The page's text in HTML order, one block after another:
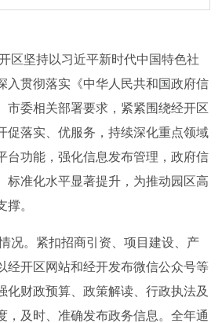
区坚持以习近平新时代中国特色社
入贯彻落实 《中华人民共和国政府信
市委相关部署要求，紧紧围绕经开区
促落实、优服务，持续深化重点领域
台功能，强化信息发布管理，政府信
标准化水平显著提升，为推动园区高
撑。
况。 紧扣招商引资、项目建设、产
经开区网站和经开发布微信公众号等
化财政预算、 政策解读 、行政执法及
，及时、准确发布政务信息。全年通